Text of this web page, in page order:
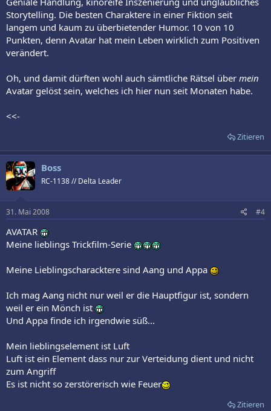
Storytelling. Die besten Charaktere in einer Fiktion seit
langem und kaum zu überbietender Humor. 10 von 10
Punkten, denn Avatar hat mein Leben wirklich zum Positiven
verändert.
Oh, und damit dürften wohl auch sämtliche Rätsel über mein
Avatar gelöst sein, welches ich hier nun seit Monaten habe.
<<-
Zitieren
Boss
RC-1138 // Delta Leader
31. Mai 2008 #4
AVATAR
Meine lieblings Trickfilm-Serie
Meine Lieblingscharacktere sind Aang und Appa
Ich mag Aang nicht nur weil er die Hauptfigur ist, sondern
weil er ein Mönch ist
Und Appa finde ich irgendwie süß...
Mein lieblingselement ist Luft
Luft ist ein Element dass nur zur Verteidung dient und nicht
zum Angriff
Es ist nicht so zerstörerisch wie Feuer
Zitieren